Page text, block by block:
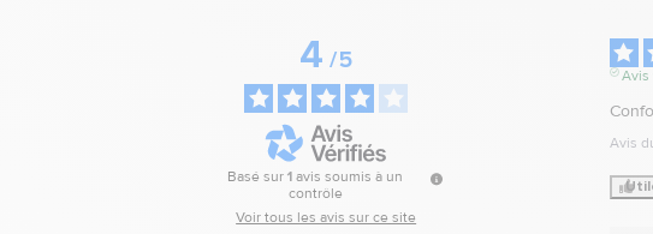
4/5
Basé sur1 avis soumis à un
contrôle
Voir tous les avis sur ce site
Avis
Avis